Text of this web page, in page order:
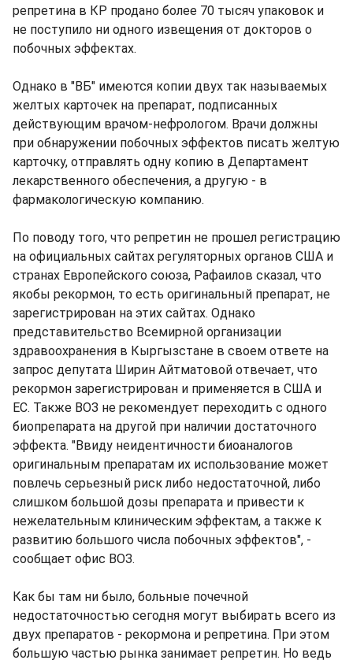
репретина в КР продано более 70 тысяч упаковок и
не поступило ни одного извещения от докторов о
побочных эффектах.
Однако в "ВБ" имеются копии двух так называемых
желтых карточек на препарат, подписанных
действующим врачом-нефрологом. Врачи должны
при обнаружении побочных эффектов писать желтую
карточку, отправлять одну копию в Департамент
лекарственного обеспечения, а другую - в
фармакологическую компанию.
По поводу того, что репретин не прошел регистрацию
на официальных сайтах регуляторных органов США и
странах Европейского союза, Рафаилов сказал, что
якобы рекормон, то есть оригинальный препарат, не
зарегистрирован на этих сайтах. Однако
представительство Всемирной организации
здравоохранения в Кыргызстане в своем ответе на
запрос депутата Ширин Айтматовой отвечает, что
рекормон зарегистрирован и применяется в США и
ЕС. Также ВОЗ не рекомендует переходить с одного
биопрепарата на другой при наличии достаточного
эффекта. "Ввиду неидентичности биоаналогов
оригинальным препаратам их использование может
повлечь серьезный риск либо недостаточной, либо
слишком большой дозы препарата и привести к
нежелательным клиническим эффектам, а также к
развитию большого числа побочных эффектов", -
сообщает офис ВОЗ.
Как бы там ни было, больные почечной
недостаточностью сегодня могут выбирать всего из
двух препаратов - рекормона и репретина. При этом
большую частью рынка занимает репретин. Но ведь